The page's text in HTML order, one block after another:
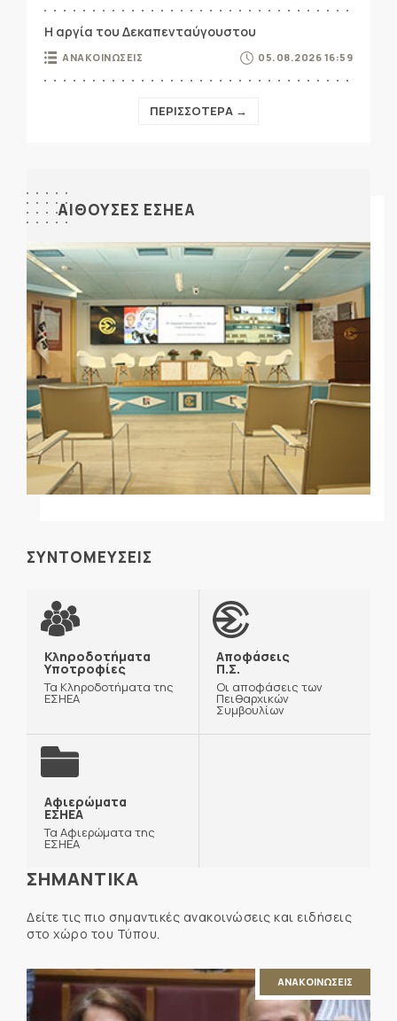
Η αργία του Δεκαπενταύγουστου
ΑΝΑΚΟΙΝΩΣΕΙΣ 05.08.2026 16:59
ΠΕΡΙΣΣΟΤΕΡΑ →
ΑΙΘΟΥΣΕΣ ΕΣΗΕΑ
ΣΥΝΤΟΜΕΥΣΕΙΣ
Κληροδοτήματα
Υποτροφίες
Τα Κληροδοτήματα της
ΕΣΗΕΑ
Αποφάσεις
Π.Σ.
Οι αποφάσεις των
Πειθαρχικών
Συμβουλίων
Αφιερώματα
ΕΣΗΕΑ
Τα Αφιερώματα της
ΕΣΗΕΑ
ΣΗΜΑΝΤΙΚΑ
Δείτε τις πιο σημαντικές ανακοινώσεις και ειδήσεις
στο χώρο του Τύπου.
ΑΝΑΚΟΙΝΩΣΕΙΣ